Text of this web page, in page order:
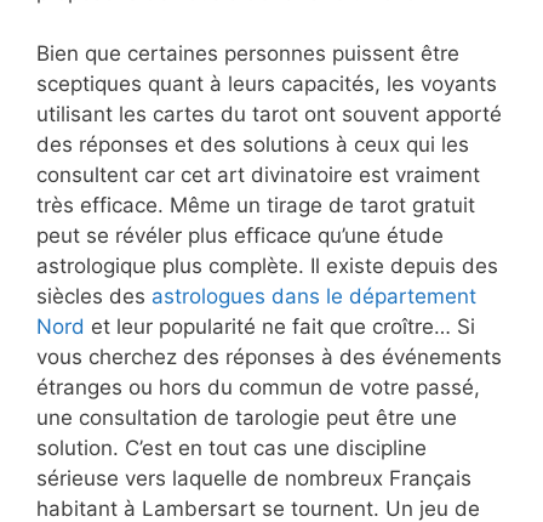
Bien que certaines personnes puissent être
sceptiques quant à leurs capacités, les voyants
utilisant les cartes du tarot ont souvent apporté
des réponses et des solutions à ceux qui les
consultent car cet art divinatoire est vraiment
très efficace. Même un tirage de tarot gratuit
peut se révéler plus efficace qu’une étude
astrologique plus complète. Il existe depuis des
siècles des astrologues dans le département
Nord et leur popularité ne fait que croître… Si
vous cherchez des réponses à des événements
étranges ou hors du commun de votre passé,
une consultation de tarologie peut être une
solution. C’est en tout cas une discipline
sérieuse vers laquelle de nombreux Français
habitant à Lambersart se tournent. Un jeu de